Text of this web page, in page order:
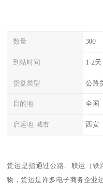
数量 300
到站时间 1-2天
货盘类型 公路
目的地 全国
启运地-城市 西安
货运是指通过公路、联运（
物，货运是许多电子商务企业